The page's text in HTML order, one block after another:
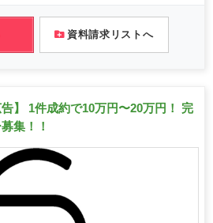
資料請求リストへ
告】 1件成約で10万円〜20万円！ 完
集！！